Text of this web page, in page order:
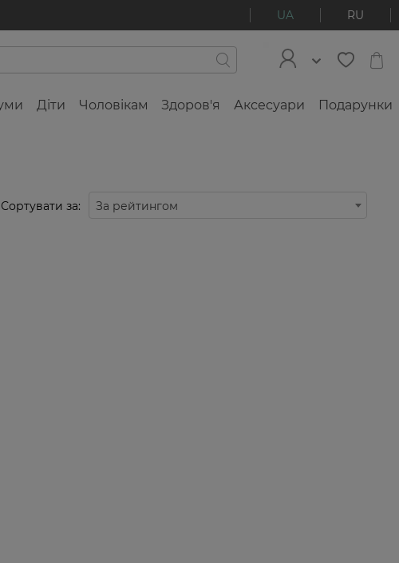
UA RU
Діти Чоловікам Здоров'я Аксесуари Подарунки
Сортувати за: За рейтингом